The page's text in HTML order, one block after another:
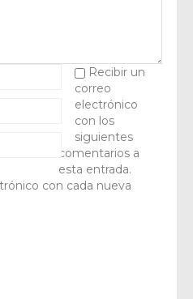
Recibir un
correo
electrónico
con los
siguientes
comentarios a
esta entrada.
con cada nueva